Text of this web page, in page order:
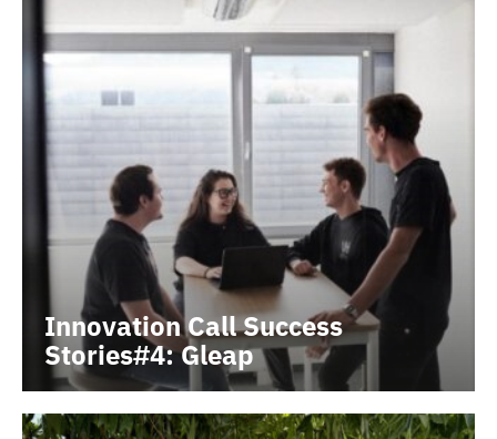
Innovation Call Success
Stories#4: Gleap